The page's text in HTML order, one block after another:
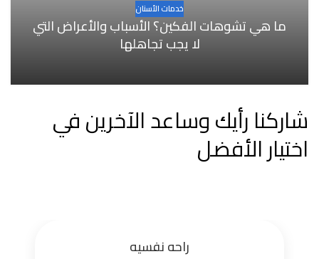
خدمات الأسنان
ما هي تشوهات الفكين؟ الأسباب والأعراض التي
لا يجب تجاهلها
شاركنا رأيك وساعد الآخرين في
اختيار الأفضل
راحه نفسيه